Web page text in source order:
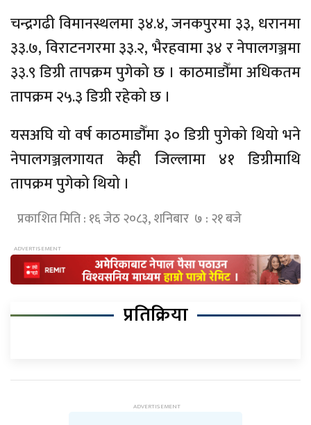
चन्द्रगढी विमानस्थलमा ३४.४, जनकपुरमा ३३, धरानमा
३३.७, विराटनगरमा ३३.२, भैरहवामा ३४ र नेपालगञ्जमा
३३.९ डिग्री तापक्रम पुगेको छ । काठमाडौँमा अधिकतम
तापक्रम २५.३ डिग्री रहेको छ ।
यसअघि यो वर्ष काठमाडौँमा ३० डिग्री पुगेको थियो भने
नेपालगञ्जलगायत केही जिल्लामा ४१ डिग्रीमाथि
तापक्रम पुगेको थियो ।
प्रकाशित मिति : १६ जेठ २०८३, शनिबार ७ : २१ बजे
प्रतिक्रिया